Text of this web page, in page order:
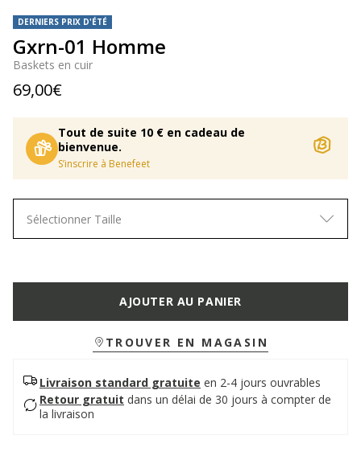
DERNIERS PRIX D'ÉTÉ
Gxrn-01 Homme
Baskets en cuir
69,00€
Tout de suite 10 € en cadeau de
bienvenue.
S’inscrire à Benefeet
Sélectionner Taille
AJOUTER AU PANIER
TROUVER EN MAGASIN
Livraison standard gratuite en 2-4 jours ouvrables
Retour gratuit dans un délai de 30 jours à compter de
la livraison